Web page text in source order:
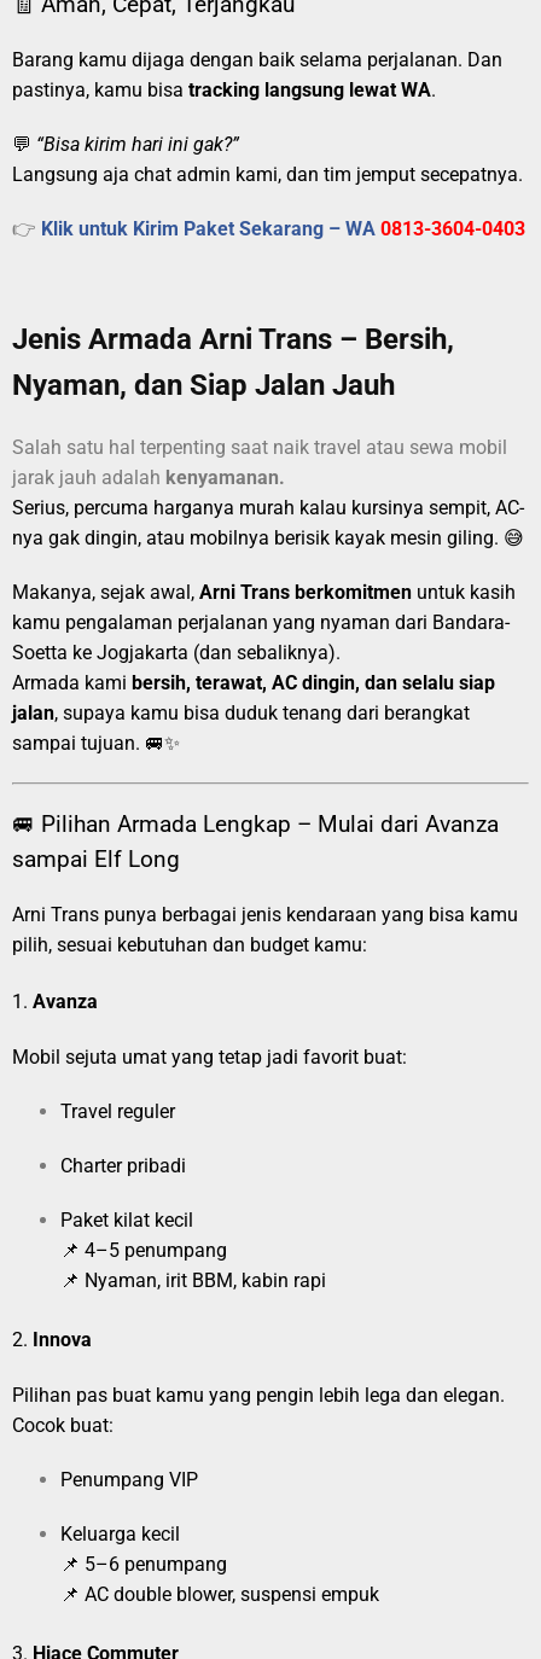
Barang kamu dijaga dengan baik selama perjalanan. Dan
pastinya, kamu bisa tracking langsung lewat WA.
💬 “Bisa kirim hari ini gak?”
Langsung aja chat admin kami, dan tim jemput secepatnya.
👉 Klik untuk Kirim Paket Sekarang – WA 0813-3604-0403
Jenis Armada Arni Trans – Bersih,
Nyaman, dan Siap Jalan Jauh
Salah satu hal terpenting saat naik travel atau sewa mobil
jarak jauh adalah kenyamanan.
Serius, percuma harganya murah kalau kursinya sempit, AC-
nya gak dingin, atau mobilnya berisik kayak mesin giling. 😅
Makanya, sejak awal, Arni Trans berkomitmen untuk kasih
kamu pengalaman perjalanan yang nyaman dari Bandara-
Soetta ke Jogjakarta (dan sebaliknya).
Armada kami bersih, terawat, AC dingin, dan selalu siap
jalan, supaya kamu bisa duduk tenang dari berangkat
sampai tujuan. 🚐✨
🚐 Pilihan Armada Lengkap – Mulai dari Avanza
sampai Elf Long
Arni Trans punya berbagai jenis kendaraan yang bisa kamu
pilih, sesuai kebutuhan dan budget kamu:
1. Avanza
Mobil sejuta umat yang tetap jadi favorit buat:
Travel reguler
Charter pribadi
Paket kilat kecil
📌 4–5 penumpang
📌 Nyaman, irit BBM, kabin rapi
2. Innova
Pilihan pas buat kamu yang pengin lebih lega dan elegan.
Cocok buat:
Penumpang VIP
Keluarga kecil
📌 5–6 penumpang
📌 AC double blower, suspensi empuk
3. Hiace Commuter